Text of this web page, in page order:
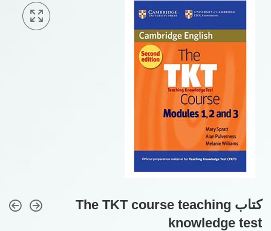
کتاب The TKT course teaching
knowledge test